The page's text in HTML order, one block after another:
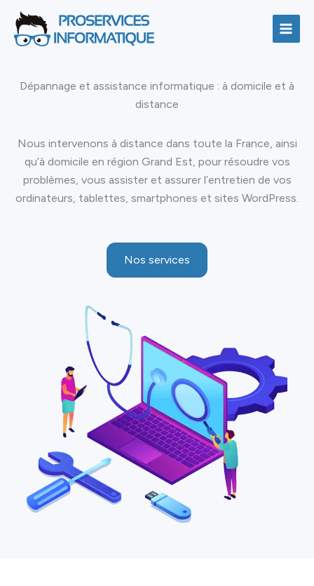
Aller
contenu
Dépannage et assistance informatique : à domicile et à
distance
Nous intervenons à distance dans toute la France, ainsi
qu’à domicile en région Grand Est, pour résoudre vos
problèmes, vous assister et assurer l’entretien de vos
ordinateurs, tablettes, smartphones et sites WordPress.
Nos services